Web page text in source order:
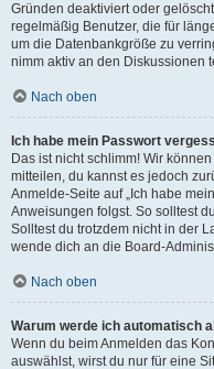
Gründen deaktiviert oder
regelmäßig Benutzer, die für
um die Datenbankgröße zu
nimm aktiv an den Diskussionen
Nach oben
Ich habe mein Passwort
Das ist nicht schlimm! Wir
mitteilen, du kannst es jedoch
Anmelde-Seite auf „Ich habe
Anweisungen folgst. So solltest
Solltest du trotzdem nicht in der
wende dich an die Board-
Nach oben
Warum werde ich automatisch
Wenn du beim Anmelden das
auswählst, wirst du nur für eine